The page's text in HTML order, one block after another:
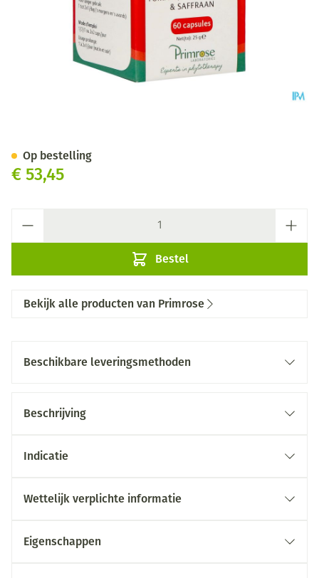
€ 53,45
Bestel
Op bestelling
Bekijk alle producten van Primrose
Beschikbare leveringsmethoden
Beschrijving
Indicatie
Wettelijk verplichte informatie
Eigenschappen